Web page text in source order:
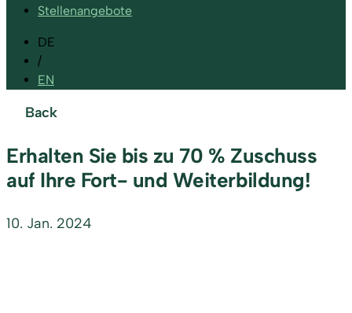
Stellenangebote
DE
/
EN
Back
Erhalten Sie bis zu 70 % Zuschuss
auf Ihre Fort- und Weiterbildung!
10. Jan. 2024